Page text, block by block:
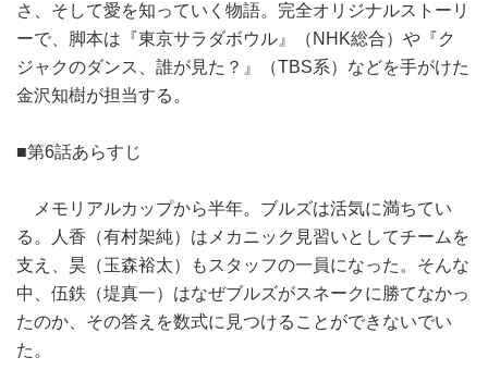
さ、そして愛を知っていく物語。完全オリジナルストーリ
ーで、脚本は『東京サラダボウル』（NHK総合）や『ク
ジャクのダンス、誰が見た？』（TBS系）などを手がけた
金沢知樹が担当する。
■第6話あらすじ
メモリアルカップから半年。ブルズは活気に満ちてい
る。人香（有村架純）はメカニック見習いとしてチームを
支え、昊（玉森裕太）もスタッフの一員になった。そんな
中、伍鉄（堤真一）はなぜブルズがスネークに勝てなかっ
たのか、その答えを数式に見つけることができないでい
た。